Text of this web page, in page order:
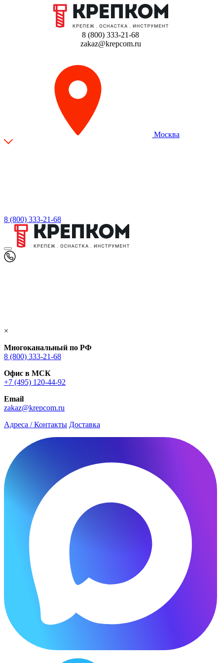
8 (800) 333-21-68
zakaz@krepcom.ru
Москва
8 (800) 333-21-68
×
Многоканальный по РФ
8 (800) 333‑21-68
Офис в МСК
+7 (495) 120-44-92
Email
zakaz@krepcom.ru
Адреса / Контакты Доставка